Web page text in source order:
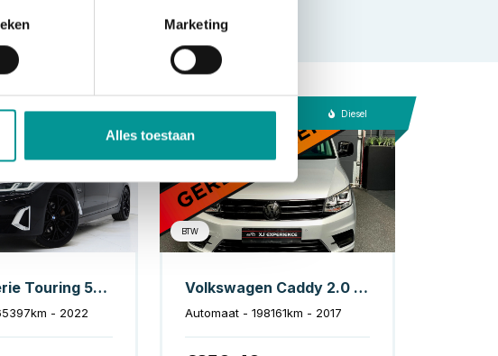
Marketing
Alles toestaan
Hybride
BMW 5 Serie Touring 530e
- 2022
Diesel
BTW
Volkswagen Caddy 2.0 TDI L1H1 180 PK Highline NAVI CARPLAY MAXTON DESIGN 18"
Automaat - 198161km - 2017